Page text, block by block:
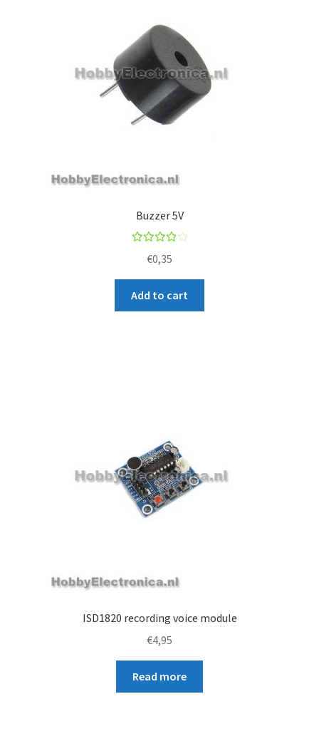
Buzzer 5V
4.00
5
€0,35
Add to cart
ISD1820 recording voice module
€4,95
Read more